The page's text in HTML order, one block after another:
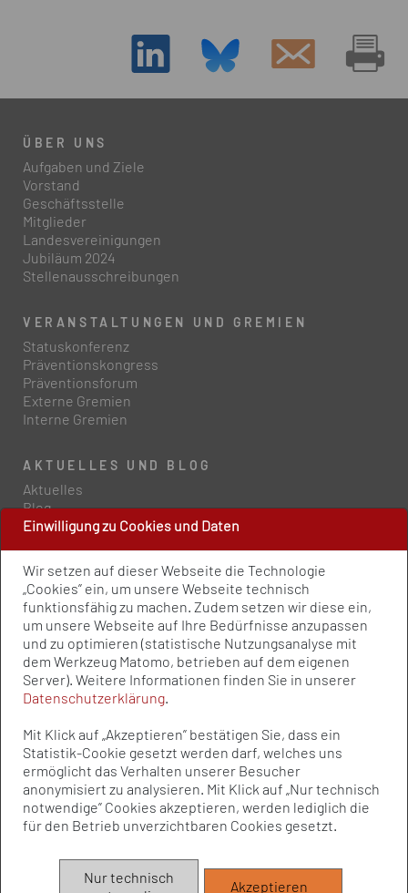
Einwilligung zu Cookies und Daten
Wir setzen auf dieser Webseite die Technologie
„Cookies” ein, um unsere Webseite technisch
funktionsfähig zu machen. Zudem setzen wir diese ein,
um unsere Webseite auf Ihre Bedürfnisse anzupassen
und zu optimieren (statistische Nutzungsanalyse mit
dem Werkzeug Matomo, betrieben auf dem eigenen
Server). Weitere Informationen finden Sie in unserer
Datenschutzerklärung.
Mit Klick auf „Akzeptieren” bestätigen Sie, dass ein
Statistik-Cookie gesetzt werden darf, welches uns
ermöglicht das Verhalten unserer Besucher
anonymisiert zu analysieren. Mit Klick auf „Nur technisch
notwendige” Cookies akzeptieren, werden lediglich die
für den Betrieb unverzichtbaren Cookies gesetzt.
Nur technisch
Akzeptieren
ÜBER UNS
Aufgaben und Ziele
Vorstand
Geschäftsstelle
Mitglieder
Landesvereinigungen
Jubiläum 2024
Stellenausschreibungen
VERANSTALTUNGEN UND GREMIEN
Statuskonferenz
Präventionskongress
Präventionsforum
Externe Gremien
Interne Gremien
AKTUELLES UND BLOG
Aktuelles
Blog
PRESSE UND PUBLIKATIONEN
Policy Paper
Pressemitteilungen
Publikationen
Newsletter
Kontakt
Impressum
Qualitätsstandards
Sitemap
© Bundesvereinigung Prävention und
Die Bundesvereinigung Prävention und Gesundheitsförderung e.V.
(BVPG) wird aufgrund eines Beschlusses des Bundestages vom